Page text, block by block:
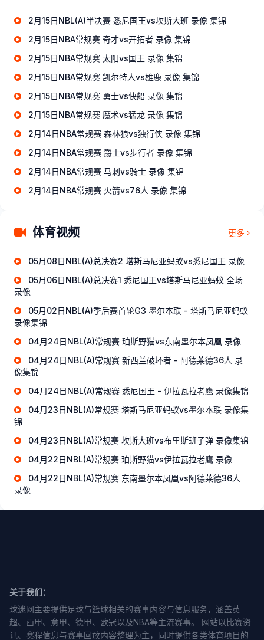
2月15日NBL(A)半决赛 悉尼国王vs坎斯大班 录像 集锦
2月15日NBA常规赛 奇才vs开拓者 录像 集锦
2月15日NBA常规赛 太阳vs国王 录像 集锦
2月15日NBA常规赛 凯尔特人vs雄鹿 录像 集锦
2月15日NBA常规赛 勇士vs快船 录像 集锦
2月15日NBA常规赛 魔术vs猛龙 录像 集锦
2月14日NBA常规赛 森林狼vs独行侠 录像 集锦
2月14日NBA常规赛 爵士vs步行者 录像 集锦
2月14日NBA常规赛 马刺vs骑士 录像 集锦
2月14日NBA常规赛 火箭vs76人 录像 集锦
体育视频 更多
05月08日NBL(A)总决赛2 塔斯马尼亚蚂蚁vs悉尼国王 录像
05月06日NBL(A)总决赛1 悉尼国王vs塔斯马尼亚蚂蚁 全场
录像
05月02日NBL(A)季后赛首轮G3 墨尔本联 - 塔斯马尼亚蚂蚁
录像集锦
04月24日NBL(A)常规赛 珀斯野猫vs东南墨尔本凤凰 录像
04月24日NBL(A)常规赛 新西兰破坏者 - 阿德莱德36人 录
像集锦
04月24日NBL(A)常规赛 悉尼国王 - 伊拉瓦拉老鹰 录像集锦
04月23日NBL(A)常规赛 塔斯马尼亚蚂蚁vs墨尔本联 录像集
锦
04月23日NBL(A)常规赛 坎斯大班vs布里斯班子弹 录像集锦
04月22日NBL(A)常规赛 珀斯野猫vs伊拉瓦拉老鹰 录像
04月22日NBL(A)常规赛 东南墨尔本凤凰vs阿德莱德36人
录像
关于我们：
球迷网主要提供足球与篮球相关的赛事内容与信息服务，涵盖英
超、西甲、意甲、德甲、欧冠以及NBA等主流赛事。 网站以比赛资
讯、赛程信息与赛事回放内容整理为主，同时提供各类体育项目的